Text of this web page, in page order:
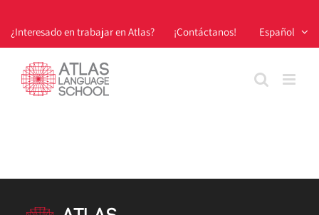
content
¿Interesado en trabajar en Atlas? ¡Contáctanos! Español